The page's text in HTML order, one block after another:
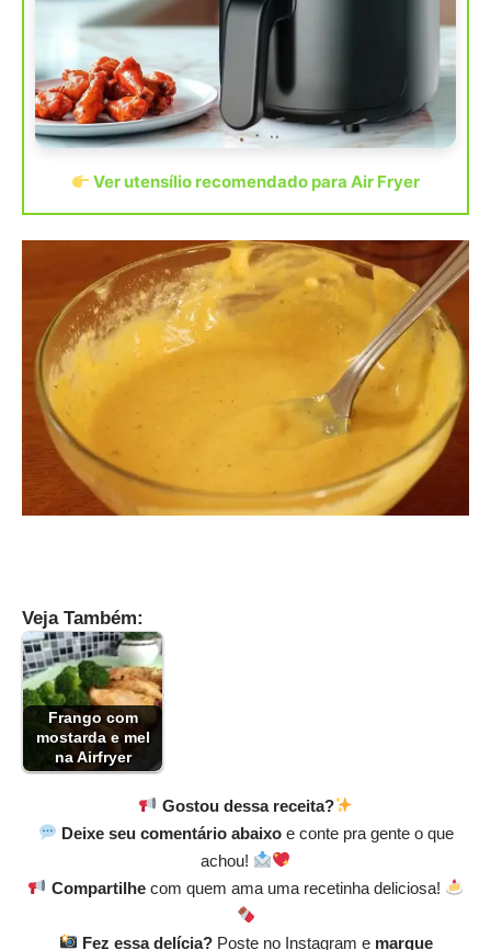
Ver utensílio recomendado para Air Fryer
Veja Também:
Frango com
mostarda e mel
na Airfryer
Gostou dessa receita?
Deixe seu comentário abaixoe conte pra gente o que
achou!
Compartilhecom quem ama uma recetinha deliciosa!
Fez essa delícia?Poste no Instagram e marque